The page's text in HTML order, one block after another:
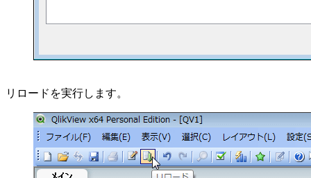
リロードを実行します。